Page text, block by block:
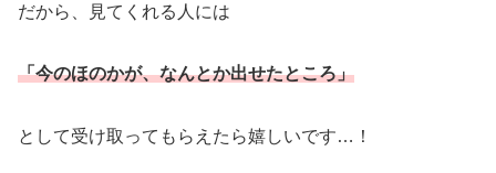
だから、見てくれる人には
「今のほのかが、なんとか出せたところ」
として受け取ってもらえたら嬉しいです…！